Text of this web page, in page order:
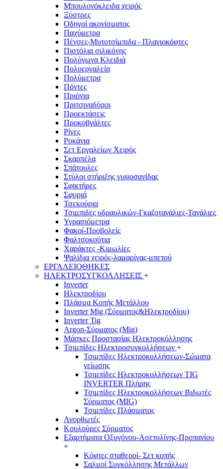
Μπουλονόκλειδα χειρός
Ξύστρες
Οδηγοί ακονίσματος
Παχύμετρα
Πένσες-Μυτοτσίμπιδα - Πλαγιοκόφτες
Πιστόλια σιλικόνης
Πολύγωνα Κλειδιά
Πολυεργαλεία
Πολύμετρα
Πόντες
Πριόνια
Πριτσιναδόροι
Προεκτάσεις
Προκοβγάλτες
Ρίγες
Ροκάνια
Σετ Εργαλείων Χειρός
Σκαρπέλα
Σπάτουλες
Στύλοι στήριξης γυψοσανίδας
Σφικτήρες
Σφυριά
Τσεκούρια
Τσιμπιδες υδραυλικών-Γκαζοτανάλιες-Τανάλιες
Υγρασιόμετρα
Φακοί-Προβολείς
Φαλτσοκούτια
Χαράκτες -Κιμωλίες
Ψαλίδια χειρός-λαμαρίνας-μπετού
ΕΡΓΑΛΕΙΟΘΗΚΕΣ
ΗΛΕΚΤΡΟΣΥΓΚΟΛΛΗΣΕΙΣ +
Inverter
Ηλεκτροδίου
Πλάσμα Κοπής Μετάλλου
Inverter Mig (Σύρματος&Ηλεκτροδίου)
Inverter Tig
Argon-Σύρματος (Mig)
Μάσκες Προστασίας Ηλεκτροκόλλησης
Τσιμπίδες Ηλεκτροσυγκολλήσεων +
Τσιμπίδες Ηλεκτροκολλήσεων-Σώματα
γείωσης
Τσιμπίδες Ηλεκτροκολλήσεων TIG
INVERTER Πλήρης
Τσιμπίδες Ηλεκτροκολλήσεων Βιδωτές
Σύρματος (MIG)
Τσιμπίδες Πλάσματος
Ανορθωτές
Κουλούρες Σύρματος
Εξαρτήματα Οξυγόνου-Ασετυλίνης-Προπανίου
+
Κόφτες σταθεροί- Σετ κοπής
Σαλμοί Συγκόλλησης Μετάλλων